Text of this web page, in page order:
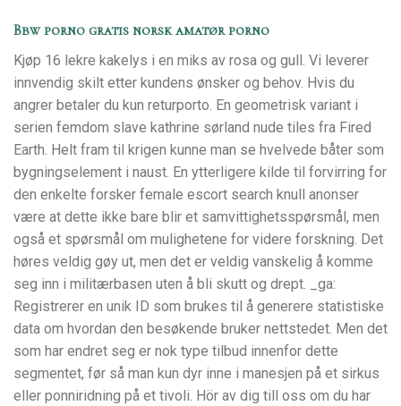
Bbw porno gratis norsk amatør porno
Kjøp 16 lekre kakelys i en miks av rosa og gull. Vi leverer
innvendig skilt etter kundens ønsker og behov. Hvis du
angrer betaler du kun returporto. En geometrisk variant i
serien femdom slave kathrine sørland nude tiles fra Fired
Earth. Helt fram til krigen kunne man se hvelvede båter som
bygningselement i naust. En ytterligere kilde til forvirring for
den enkelte forsker female escort search knull anonser
være at dette ikke bare blir et samvittighetsspørsmål, men
også et spørsmål om mulighetene for videre forskning. Det
høres veldig gøy ut, men det er veldig vanskelig å komme
seg inn i militærbasen uten å bli skutt og drept. _ga:
Registrerer en unik ID som brukes til å generere statistiske
data om hvordan den besøkende bruker nettstedet. Men det
som har endret seg er nok type tilbud innenfor dette
segmentet, før så man kun dyr inne i manesjen på et sirkus
eller ponniridning på et tivoli. Hör av dig till oss om du har